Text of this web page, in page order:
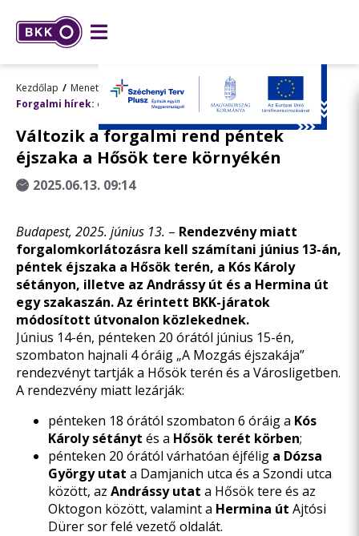
Kezdőlap
Menetrend, utazástervezés
Forgalmi hírek: előre tervezett változások
Változik a forgalmi rend péntek
éjszaka a Hősök tere környékén
2025.06.13. 09:14
Budapest, 2025. június 13. – Rendezvény miatt
forgalomkorlátozásra kell számítani június 13-án,
péntek éjszaka a Hősök terén, a Kós Károly
sétányon, illetve az Andrássy út és a Hermina út
egy szakaszán. Az érintett BKK-járatok
módosított útvonalon közlekednek.
Június 14-én, pénteken 20 órától június 15-én,
szombaton hajnali 4 óráig „A Mozgás éjszakája”
rendezvényt tartják a Hősök terén és a Városligetben.
A rendezvény miatt lezárják:
pénteken 18 órától szombaton 6 óráig a Kós
Károly sétányt és a Hősök terét körben;
pénteken 20 órától várhatóan éjfélig a Dózsa
György utat a Damjanich utca és a Szondi utca
között, az Andrássy utat a Hősök tere és az
Oktogon között, valamint a Hermina út Ajtósi
Dürer sor felé vezető oldalát.